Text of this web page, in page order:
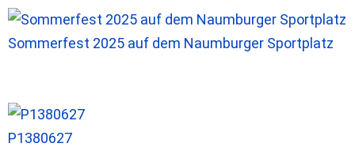
Sommerfest 2025 auf dem Naumburger Sportplatz
P1380627